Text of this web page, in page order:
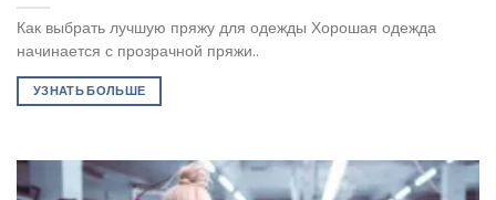
Как выбрать лучшую пряжу для одежды Хорошая одежда
начинается с прозрачной пряжи..
УЗНАТЬ БОЛЬШЕ